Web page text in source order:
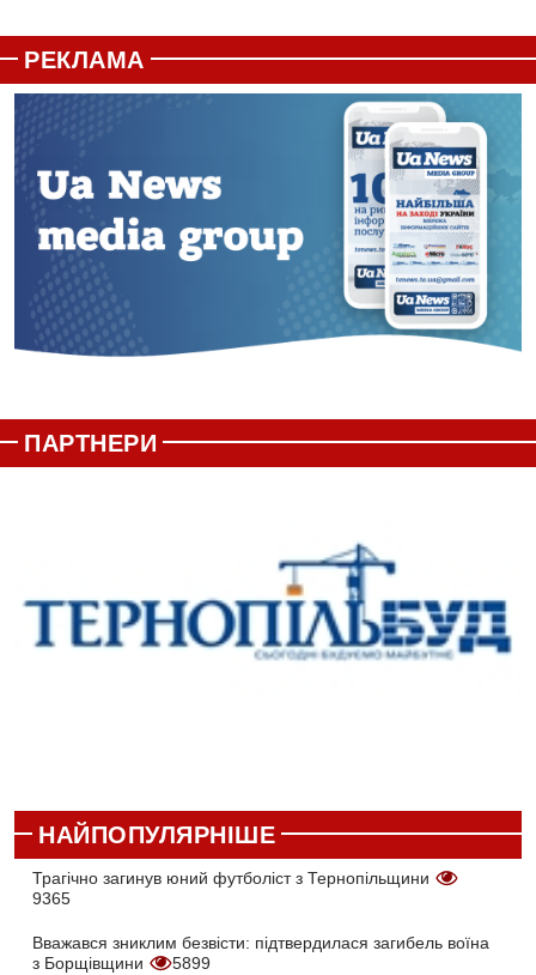
РЕКЛАМА
ПАРТНЕРИ
НАЙПОПУЛЯРНІШЕ
Трагічно загинув юний футболіст з Тернопільщини
9365
Вважався зниклим безвісти: підтвердилася загибель воїна
з Борщівщини
5899